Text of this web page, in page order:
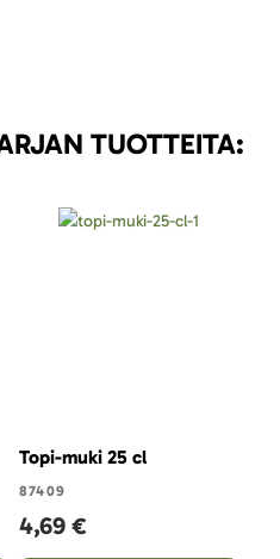
TUOTTEITA:
Topi-muki 25 cl
87409
4,69 €